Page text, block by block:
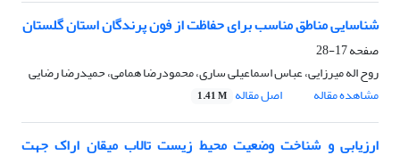
شناسایی مناطق مناسب برای حفاظت از فون پرندگان استان گلستان
صفحه17-28
روح اله میرزایی، عباس اسماعیلی ساری، محمودرضا همامی، حمیدرضا رضایی
مشاهده مقاله
اصل مقاله 1.41 M
ارزیابی و شناخت وضعیت محیط زیست تالاب میقان اراک جهت